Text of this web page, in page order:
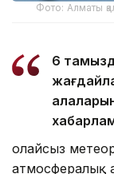
Фото: Алматы
6
Қолайсыз
атмосфералық